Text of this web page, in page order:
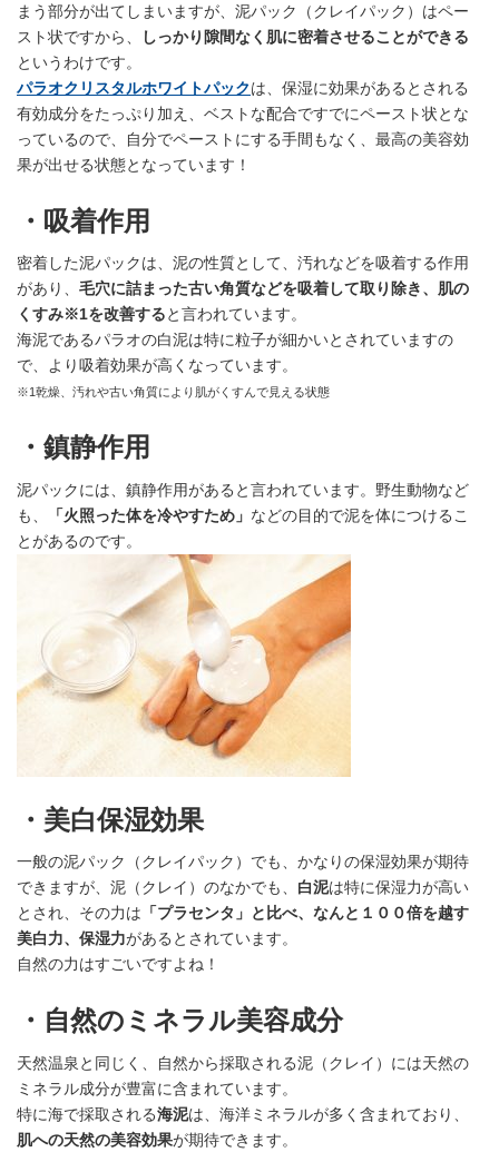
まう部分が出てしまいますが、泥パック（クレイパック）はペー
スト状ですから、
しっかり隙間なく肌に密着させることができる
というわけです。
パラオクリスタルホワイトパックは、保湿に効果があるとされる
有効成分をたっぷり加え、ベストな配合ですでにペースト状とな
っているので、自分でペーストにする手間もなく、最高の美容効
果が出せる状態となっています！
・吸着作用
密着した泥パックは、泥の性質として、汚れなどを吸着する作用
があり、 毛穴に詰まった古い角質などを吸着して取り除き、肌の
くすみ※1を改善すると言われています。
海泥であるパラオの白泥は特に粒子が細かいとされていますの
で、より吸着効果が高くなっています。
※1乾燥、汚れや古い角質により肌がくすんで見える状態
・鎮静作用
泥パックには、鎮静作用があると言われています。野生動物など
も、
「火照った体を冷やすため」 などの目的で泥を体につけるこ
とがあるのです。
・美白保湿効果
一般の泥パック（クレイパック）でも、かなりの保湿効果が期待
できますが、泥（クレイ）のなかでも、 白泥は特に保湿力が高い
とされ、その力は 「プラセンタ」と比べ、なんと１００倍を越す
美白力、保湿力があるとされています。
自然の力はすごいですよね！
・自然のミネラル美容成分
天然温泉と同じく、自然から採取される泥（クレイ）には天然の
ミネラル成分が豊富に含まれています。
特に海で採取される海泥は、海洋ミネラルが多く含まれており、
肌への天然の美容効果が期待できます。